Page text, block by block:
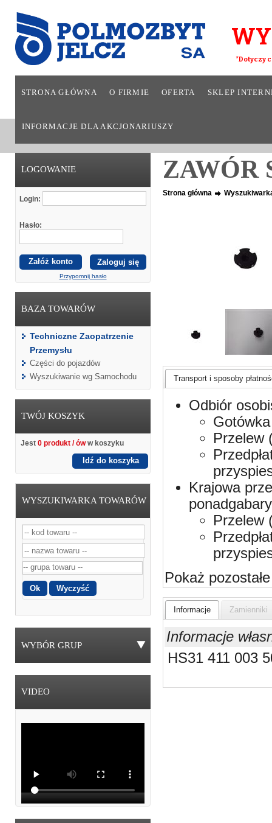
*Dotyczy
STRONA GŁÓWNA O FIRMIE OFERTA SKLEP
INFORMACJE DLA AKCJONARIUSZY
LOGOWANIE
Login:
Hasło:
Załóż konto
Przypomnij hasło
BAZA TOWARÓW
Techniczne Zaopatrzenie
Przemysłu
Części do pojazdów
Wyszukiwanie wg Samochodu
TWÓJ KOSZYK
Jest 0 produkt / óww koszyku
Idź do koszyka
WYSZUKIWARKA TOWARÓW
WYBÓR GRUP
VIDEO
ZAWÓR
Strona główna
Transport i sposoby
Odbiór
Przelew
Krajowa
Przelew
Pokaż pozostałe
Informacje Zamienniki
Informacje
HS31 411 003